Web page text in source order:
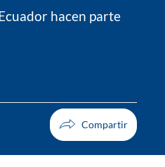
hacen parte